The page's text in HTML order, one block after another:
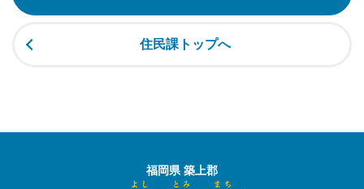
住民課トップへ
福岡県 築上郡